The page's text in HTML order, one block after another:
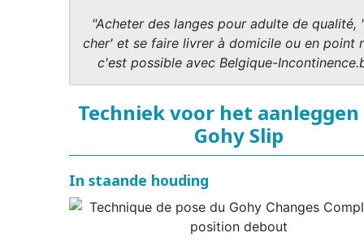
"Acheter des langes pour adulte de qualité,
cher' et se faire livrer à domicile ou en point
c'est possible avec Belgique-
Techniek voor het aanleggen
Gohy Slip
In staande houding